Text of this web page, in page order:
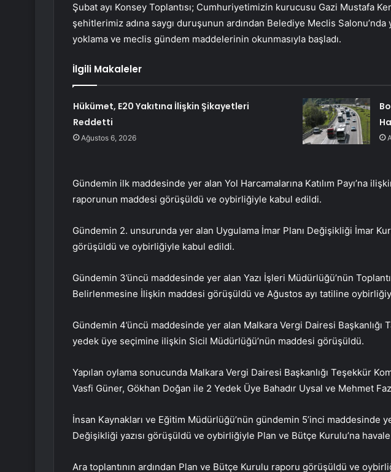
Şubat ayı Konsey Toplantısı; Cumhuriyetimizin kurucusu Gazi Mustafa
şehitlerimiz adına saygı duruşunun ardından Belediye Meclis Salonu’nda
yoklama ve meclis gündem maddelerinin okunmasıyla başladı.
İlgili Makaleler
Hükümet, E20 Yakıtına İlişkin Şikayetleri
Reddetti
Ağustos 6, 2026
Gündemin ilk maddesinde yer alan Yol Harcamalarına Katılım Payı’na
raporunun maddesi görüşüldü ve oybirliğiyle kabul edildi.
Gündemin 2. unsurunda yer alan Uygulama İmar Planı Değişikliği İmar
görüşüldü ve oybirliğiyle kabul edildi.
Gündemin 3’üncü maddesinde yer alan Yazı İşleri Müdürlüğü’nün
Belirlenmesine İlişkin maddesi görüşüldü ve Ağustos ayı tatiline
Gündemin 4’üncü maddesinde yer alan Malkara Vergi Dairesi Başkanlığı
yedek üye seçimine ilişkin Sicil Müdürlüğü’nün maddesi görüşüldü.
Yapılan oylama sonucunda Malkara Vergi Dairesi Başkanlığı Teşekkür
Vasfi Güner, Gökhan Doğan ile 2 Yedek Üye Bahadır Uysal ve Mehmet
İnsan Kaynakları ve Eğitim Müdürlüğü’nün gündemin 5’inci maddesinde
Değişikliği yazısı görüşüldü ve oybirliğiyle Plan ve Bütçe Kurulu’na
Ara toplantının ardından Plan ve Bütçe Kurulu raporu görüşüldü ve